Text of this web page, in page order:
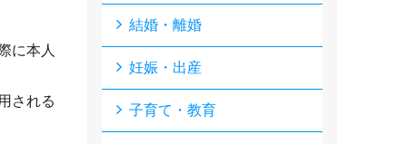
に本人
される
結婚・離婚
妊娠・出産
子育て・教育